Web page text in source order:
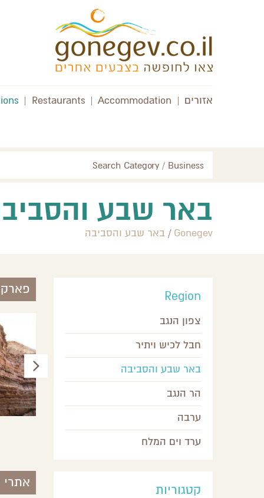
אזורים |
Accommodation
|
Restaurants
|
Search Category / Business
באר שבע
Gonegev
/ באר שבע והסביבה
גן לאומי אשכול
אשכול,
Region
צפון הנגב
חבל לכיש ויתיר
באר שבע והסביבה
הר הנגב
ערבה
ערד וים המלח
קטגוריות